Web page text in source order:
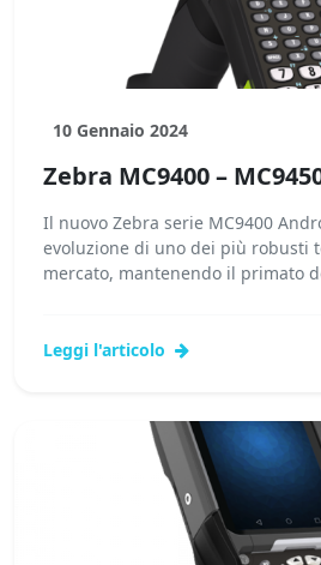
10 Gennaio 2024
Zebra MC9400 –
Il nuovo Zebra serie MC9400
evoluzione di uno dei più robusti
mercato, mantenendo il primato
Leggi l'articolo